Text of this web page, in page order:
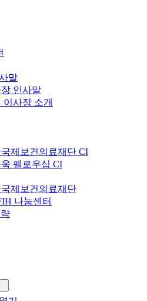
말
인사말
이사장 소개
제보건의료재단 CI
펠로우십 CI
제보건의료재단
나눔센터